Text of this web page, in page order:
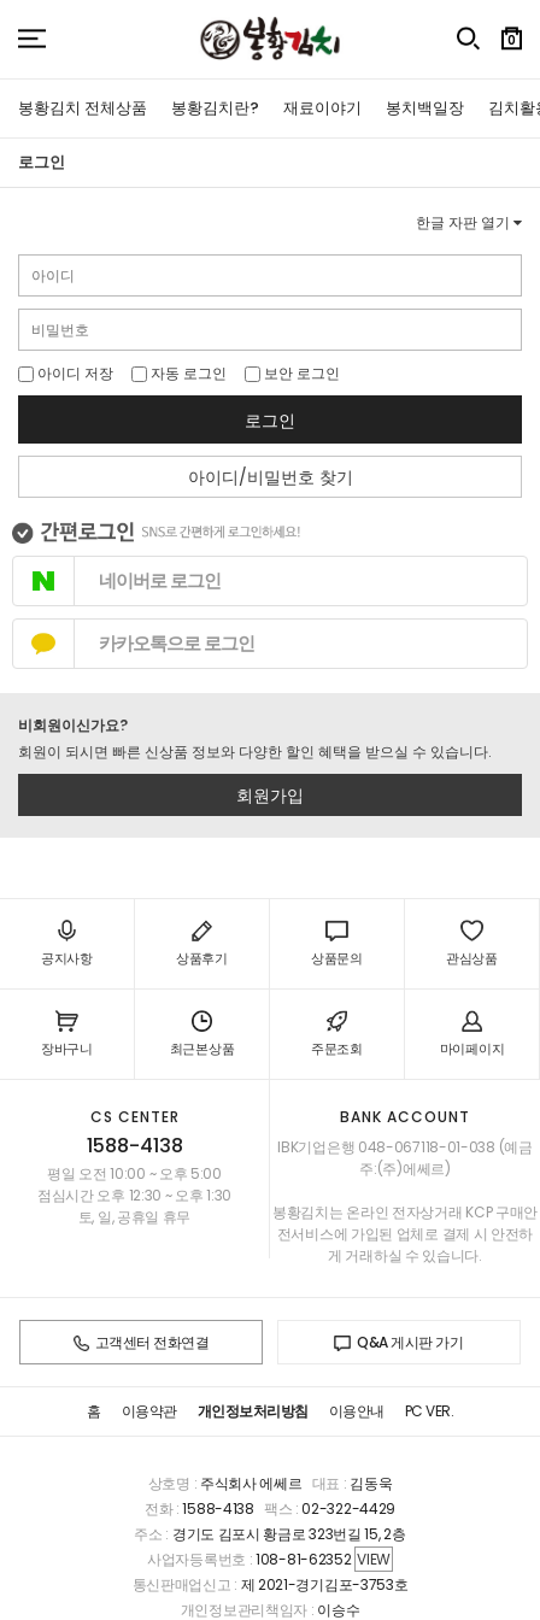
0
봉황김치 전체상품 봉황김치란? 재료이야기 봉치백일장 김치
로그인
한글 자판 열기
아이디 저장 자동 로그인 보안 로그인
로그인
아이디/비밀번호 찾기
네이버로 로그인
카카오톡으로 로그인
비회원이신가요?
회원이 되시면 빠른 신상품 정보와 다양한 할인 혜택을 받으실 수 있습니다.
회원가입
공지사항 상품후기 상품문의 관심상품
장바구니 최근본상품 주문조회 마이페이지
CS CENTER
1588-4138
평일 오전 10:00 ~ 오후 5:00
점심시간 오후 12:30 ~ 오후 1:30
토, 일, 공휴일 휴무
BANK ACCOUNT
IBK기업은행 048-067118-01-038 (예금
주:(주)에쎄르)
봉황김치는 온라인 전자상거래 KCP 구매안
전서비스에 가입된 업체로 결제 시 안전하
게 거래하실 수 있습니다.
고객센터 전화연결 Q&A 게시판 가기
홈 이용약관 개인정보처리방침 이용안내 PC VER.
상호명 : 주식회사 에쎄르 대표 : 김동욱
전화 :1588-4138 팩스 :02-322-4429
주소 : 경기도 김포시 황금로 323번길 15, 2층
사업자등록번호 :108-81-62352 VIEW
통신판매업신고 : 제 2021-경기김포-3753호
개인정보관리책임자 : 이승수